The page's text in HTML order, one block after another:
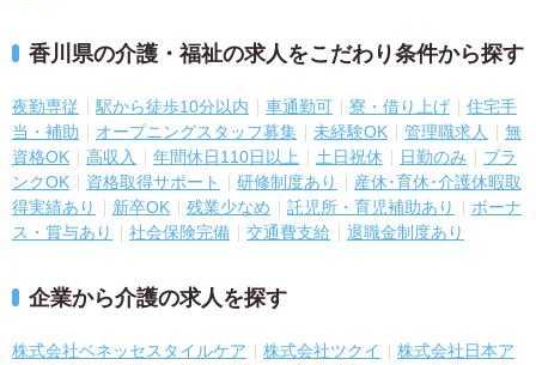
香川県の介護・福祉の求人をこだわり条件から探す
夜勤専従 駅から徒歩10分以内 車通勤可 寮・借り上げ
住宅手
当・補助
オープニングスタッフ募集 未経験OK 管理職求人
無
資格OK
高収入 年間休日110日以上 土日祝休 日勤のみ
ブラ
ンクOK
資格取得サポート 研修制度あり
産休･育休･介護休暇取
得実績あり
新卒OK 残業少なめ 託児所・育児補助あり
ボーナ
ス・賞与あり
社会保険完備 交通費支給 退職金制度あり
企業から介護の求人を探す
株式会社ベネッセスタイルケア 株式会社ツクイ
株式会社日本ア